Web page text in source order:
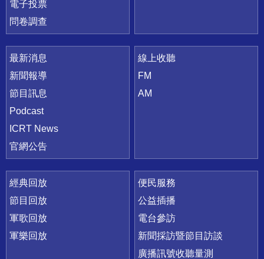
電子投票
問卷調查
最新消息
新聞報導
節目訊息
Podcast
ICRT News
官網公告
線上收聽
FM
AM
經典回放
節目回放
軍歌回放
軍樂回放
便民服務
公益插播
電台參訪
新聞採訪暨節目訪談
廣播訊號收聽量測